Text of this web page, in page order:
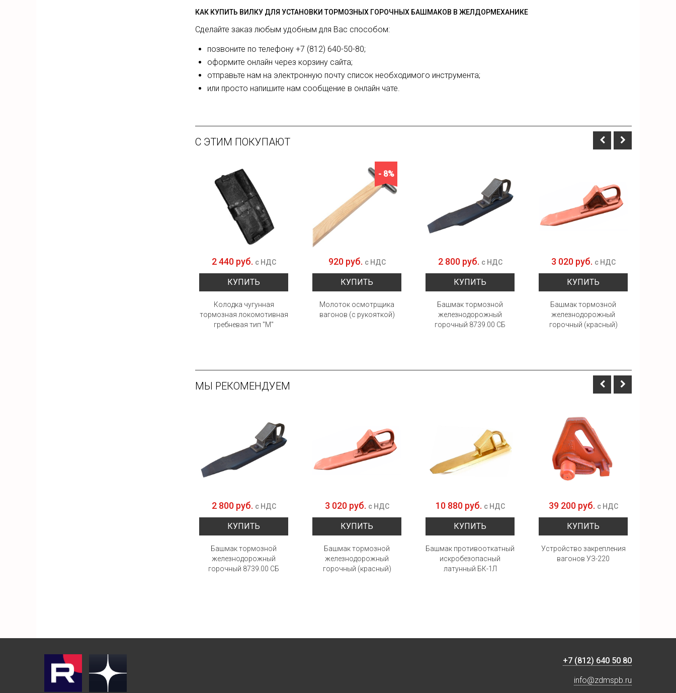
КАК КУПИТЬ ВИЛКУ ДЛЯ УСТАНОВКИ ТОРМОЗНЫХ ГОРОЧНЫХ БАШМАКОВ В ЖЕЛДОРМЕХАНИКЕ
Сделайте заказ любым удобным для Вас способом:
позвоните по телефону +7 (812) 640-50-80;
оформите онлайн через корзину сайта;
отправьте нам на электронную почту список необходимого инструмента;
или просто напишите нам сообщение в онлайн чате.
С ЭТИМ ПОКУПАЮТ
2 440 руб. с НДС
КУПИТЬ
Колодка чугунная
тормозная локомотивная
гребневая тип "М"
- 8%
920 руб. с НДС
КУПИТЬ
Молоток осмотрщика
вагонов (с рукояткой)
2 800 руб. с НДС
КУПИТЬ
Башмак тормозной
железнодорожный
горочный 8739.00 СБ
3 020 руб. с НДС
КУПИТЬ
Башмак тормозной
железнодорожный
горочный (красный)
МЫ РЕКОМЕНДУЕМ
2 800 руб. с НДС
КУПИТЬ
Башмак тормозной
железнодорожный
горочный 8739.00 СБ
3 020 руб. с НДС
КУПИТЬ
Башмак тормозной
железнодорожный
горочный (красный)
10 880 руб. с НДС
КУПИТЬ
Башмак противооткатный
искробезопасный
латунный БК-1Л
39 200 руб. с НДС
КУПИТЬ
Устройство закрепления
вагонов УЗ-220
+7 (812) 640 50 80
info@zdmspb.ru